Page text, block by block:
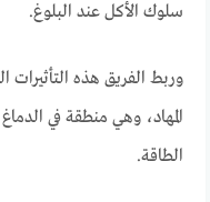
سلوك الأكل عند البلوغ.
وربط الفريق هذه
المهاد، وهي منطقة في
الطاقة.